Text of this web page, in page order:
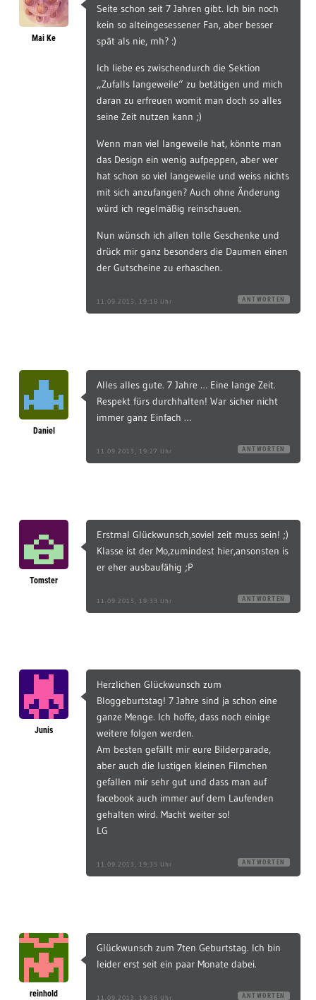
Mai Ke
Seite schon seit 7 Jahren gibt. Ich bin noch
kein so alteingesessener Fan, aber besser
spät als nie, mh? :)
Ich liebe es zwischendurch die Sektion
„Zufalls langeweile“ zu betätigen und mich
daran zu erfreuen womit man doch so alles
seine Zeit nutzen kann ;)
Wenn man viel langeweile hat, könnte man
das Design ein wenig aufpeppen, aber wer
hat schon so viel langeweile und weiss nichts
mit sich anzufangen? Auch ohne Änderung
würd ich regelmäßig reinschauen.
Nun wünsch ich allen tolle Geschenke und
drück mir ganz besonders die Daumen einen
der Gutscheine zu erhaschen.
11.09.2013, 19:18 Uhr ANTWORTEN
Daniel
Alles alles gute. 7 Jahre … Eine lange Zeit.
Respekt fürs durchhalten! War sicher nicht
immer ganz Einfach …
11.09.2013, 19:27 Uhr ANTWORTEN
Tomster
Erstmal Glückwunsch,soviel zeit muss sein! ;)
Klasse ist der Mo,zumindest hier,ansonsten is
er eher ausbaufähig ;P
11.09.2013, 19:33 Uhr ANTWORTEN
Junis
Herzlichen Glückwunsch zum
Bloggeburtstag! 7 Jahre sind ja schon eine
ganze Menge. Ich hoffe, dass noch einige
weitere folgen werden.
Am besten gefällt mir eure Bilderparade,
aber auch die lustigen kleinen Filmchen
gefallen mir sehr gut und dass man auf
facebook auch immer auf dem Laufenden
gehalten wird. Macht weiter so!
LG
11.09.2013, 19:35 Uhr ANTWORTEN
reinhold
Glückwunsch zum 7ten Geburtstag. Ich bin
leider erst seit ein paar Monate dabei.
11.09.2013, 19:36 Uhr ANTWORTEN